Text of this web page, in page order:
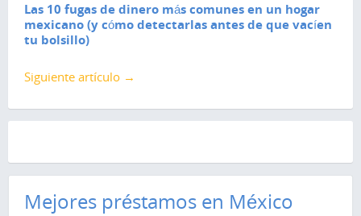
Las 10 fugas de dinero más comunes en un hogar
mexicano (y cómo detectarlas antes de que vacíen
tu bolsillo)
Siguiente artículo →
Mejores préstamos en México